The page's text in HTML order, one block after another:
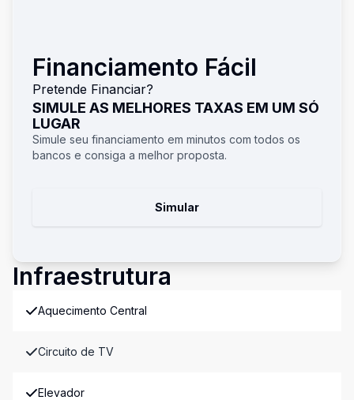
Financiamento Fácil
Pretende Financiar?
SIMULE AS MELHORES TAXAS EM UM SÓ
LUGAR
Simule seu financiamento em minutos com todos os
bancos e consiga a melhor proposta.
Simular
Infraestrutura
Aquecimento Central
Circuito de TV
Elevador